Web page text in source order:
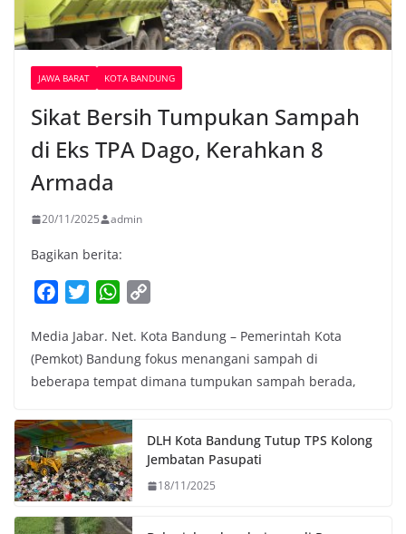
JAWA BARAT KOTA BANDUNG
Sikat Bersih Tumpukan Sampah
di Eks TPA Dago, Kerahkan 8
Armada
20/11/2025 admin
Bagikan berita:
c
e
b
o
k
i
t
t
r
W
a
t
s
p
p
p
y
L
n
k
Media Jabar. Net. Kota Bandung – Pemerintah Kota
(Pemkot) Bandung fokus menangani sampah di
beberapa tempat dimana tumpukan sampah berada,
DLH Kota Bandung Tutup TPS Kolong
Jembatan Pasupati
18/11/2025